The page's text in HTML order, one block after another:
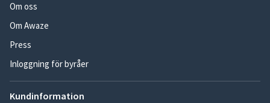
Om oss
Om Awaze
Press
Inloggning för byråer
Kundinformation